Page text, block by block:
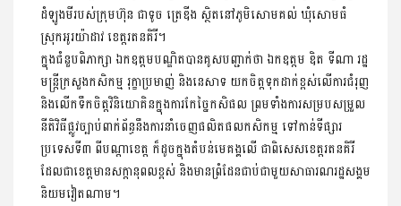
ដំឡូងមីរបស់ក្រុមហ៊ុន ជាទូច ត្រេឌីង ស្ថិតនៅភូមិសោមគល់ ឃុំសោមធំ
ស្រុកអូរយ៉ាដាវ ខេត្តរតនគិរី។
ក្នុងជំនួបពិភាក្សា ឯកឧត្តមបណ្ឌិតបានគូសបញ្ជាក់ថា ឯកឧត្តម ឌិត ទីណា រដ្ឋ
មន្ត្រីក្រសួងកសិកម្ម រុក្ខាប្រមាញ់ និងនេសាទ យកចិត្តទុក​ដាក់​ខ្ពស់លើការជំរុញ
និងលើកទឹកចិត្តវិនិយោគិនក្នុងការកែច្នៃ​កសិផល ព្រមទាំងការសម្របសម្រួល
នីតិវិធីផ្លូវច្បាប់ពាក់ព័ន្ធនឹងការ​នាំចេញផលិតផលកសិកម្ម ទៅកាន់ទីផ្សារ
ប្រទេសទី៣ ពីបណ្តាខេត្ត ក៏ដូចក្នុងតំបន់មេគង្គលើ ជាពិសេសខេត្តរតនគិរី
ដែលជាខេត្តមាន​សក្តានុពលខ្ពស់ និងមានព្រំដែនជាប់ជាមួយសាធារណរដ្ឋ​សង្គម​
និយមវៀតណាម។